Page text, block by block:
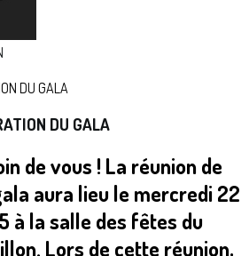
DU GALA
de vous ! La réunion de
aura lieu le mercredi 22
à la salle des fêtes du
Lors de cette réunion,